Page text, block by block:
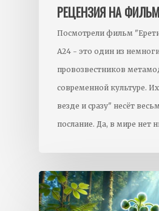
РЕЦЕНЗИЯ НА
Посмотрели фильм
А24 - это один из
провозвестников
современной культуре.
везде и сразу" несёт
послание. Да, в мире нет